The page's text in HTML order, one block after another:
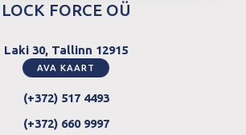
LOCK FORCE OÜ
Laki 30, Tallinn 12915
AVA KAART
(+372) 517 4493
(+372) 660 9997